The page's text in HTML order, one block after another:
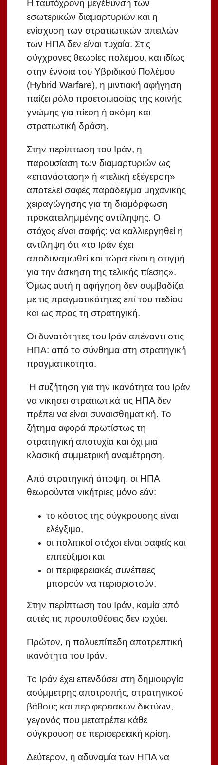
Η ταυτόχρονη μεγέθυνση των
εσωτερικών διαμαρτυριών και η
ενίσχυση των στρατιωτικών απειλών
των ΗΠΑ δεν είναι τυχαία. Στις
σύγχρονες θεωρίες πολέμου, και ιδίως
στην έννοια του Υβριδικού Πολέμου
(Hybrid Warfare), η μιντιακή αφήγηση
παίζει ρόλο προετοιμασίας της κοινής
γνώμης για πίεση ή ακόμη και
στρατιωτική δράση.
Στην περίπτωση του Ιράν, η
παρουσίαση των διαμαρτυριών ως
«επανάσταση» ή «τελική εξέγερση»
αποτελεί σαφές παράδειγμα μηχανικής
χειραγώγησης για τη διαμόρφωση
προκατειλημμένης αντίληψης. Ο
στόχος είναι σαφής: να καλλιεργηθεί η
αντίληψη ότι «το Ιράν έχει
αποδυναμωθεί και τώρα είναι η στιγμή
για την άσκηση της τελικής πίεσης».
Όμως αυτή η αφήγηση δεν συμβαδίζει
με τις πραγματικότητες επί του πεδίου
και ως προς τη στρατηγική.
Οι δυνατότητες του Ιράν απέναντι στις
ΗΠΑ: από το σύνθημα στη στρατηγική
πραγματικότητα.
Η συζήτηση για την ικανότητα του Ιράν
να νικήσει στρατιωτικά τις ΗΠΑ δεν
πρέπει να είναι συναισθηματική. Το
ζήτημα αφορά πρωτίστως τη
στρατηγική αποτυχία και όχι μια
κλασική συμμετρική αναμέτρηση.
Από στρατηγική άποψη, οι ΗΠΑ
θεωρούνται νικήτριες μόνο εάν:
το κόστος της σύγκρουσης είναι
ελέγξιμο,
οι πολιτικοί στόχοι είναι σαφείς και
επιτεύξιμοι και
οι περιφερειακές συνέπειες
μπορούν να περιοριστούν.
Στην περίπτωση του Ιράν, καμία από
αυτές τις προϋποθέσεις δεν ισχύει.
Πρώτον, η πολυεπίπεδη αποτρεπτική
ικανότητα του Ιράν.
Το Ιράν έχει επενδύσει στη δημιουργία
ασύμμετρης αποτροπής, στρατηγικού
βάθους και περιφερειακών δικτύων,
γεγονός που μετατρέπει κάθε
σύγκρουση σε περιφερειακή κρίση.
Δεύτερον, η αδυναμία των ΗΠΑ να